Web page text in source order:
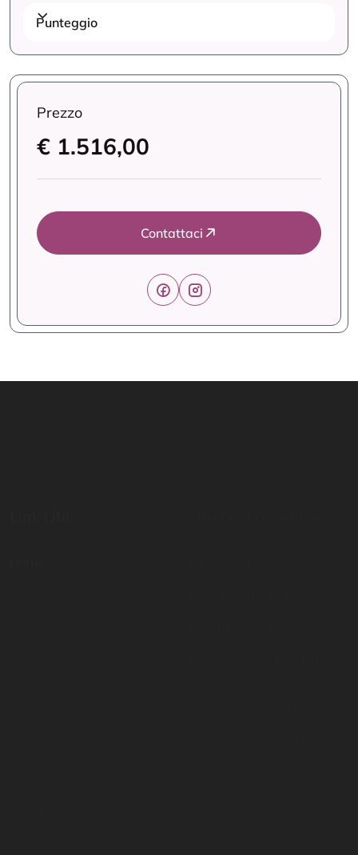
Punteggio
Prezzo
€ 1.516,00
Contattaci